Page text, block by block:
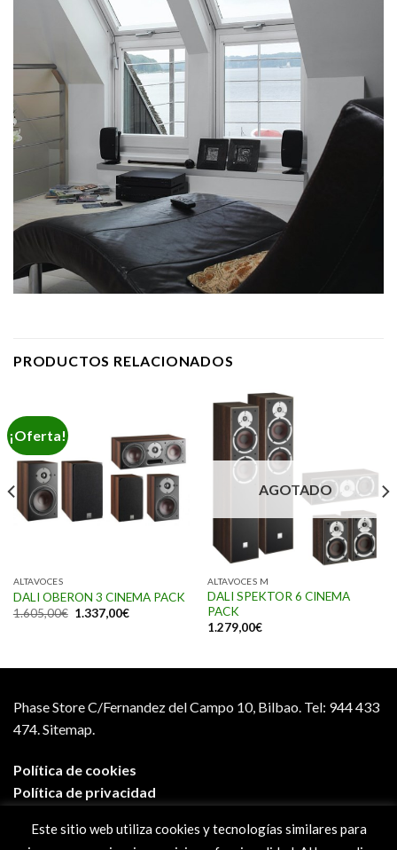
PRODUCTOS RELACIONADOS
¡Oferta!
ALTAVOCES
DALI OBERON 3 CINEMA PACK
1.605,00€ 1.337,00€
AGOTADO
ALTAVOCES M
DALI SPEKTOR 6 CINEMA
PACK
1.279,00€
Phase Store C/Fernandez del Campo 10, Bilbao. Tel: 944 433
474.Sitemap.
Política de cookies
Política de privacidad
Condiciones de compra
Este sitio web utiliza cookies y tecnologías similares para